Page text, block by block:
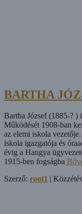
BARTHA
Bartha József (1885-? )
Működését 1908-ban
az elemi iskola
iskola igazgatója és
évig a Hangya
1915-ben fogságba
Szerző: root1 |